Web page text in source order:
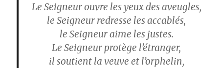
Le Seigneur ouvre les yeux des aveugles,
le Seigneur redresse les accablés,
le Seigneur aime les justes.
Le Seigneur protège l’étranger,
il soutient la veuve et l’orphelin,